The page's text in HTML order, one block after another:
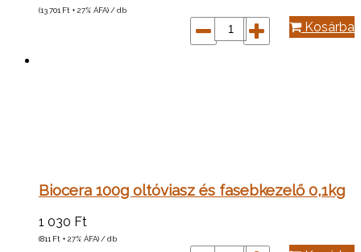
(13 701 Ft + 27% ÁFA) / db
Kosárba
Biocera 100g oltóviasz és fasebkezelő 0,1kg
1 030 Ft
(811 Ft + 27% ÁFA) / db